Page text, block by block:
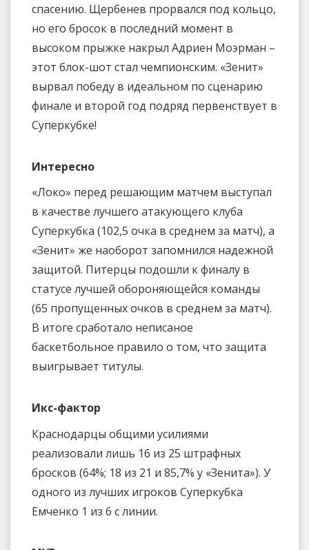
спасению. Щербенев прорвался под кольцо,
но его бросок в последний момент в
высоком прыжке накрыл Адриен Моэрман –
этот блок-шот стал чемпионским. «Зенит»
вырвал победу в идеальном по сценарию
финале и второй год подряд первенствует в
Суперкубке!
Интересно
«Локо» перед решающим матчем выступал
в качестве лучшего атакующего клуба
Суперкубка (102,5 очка в среднем за матч), а
«Зенит» же наоборот запомнился надежной
защитой. Питерцы подошли к финалу в
статусе лучшей обороняющейся команды
(65 пропущенных очков в среднем за матч).
В итоге сработало неписаное
баскетбольное правило о том, что защита
выигрывает титулы.
Икс-фактор
Краснодарцы общими усилиями
реализовали лишь 16 из 25 штрафных
бросков (64%; 18 из 21 и 85,7% у «Зенита»). У
одного из лучших игроков Суперкубка
Емченко 1 из 6 с линии.